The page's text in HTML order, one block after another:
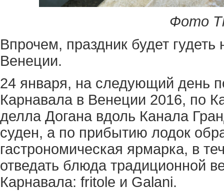
Фото
Впрочем, праздник будет
Венеции.
24 января, на следующий день
Карнавала в Венеции 2016, по
делла Догана вдоль Канала
суден, а по прибытию лодок
гастрономическая ярмарка, в
отведать блюда традиционной
Карнавала: fritole и Galani.